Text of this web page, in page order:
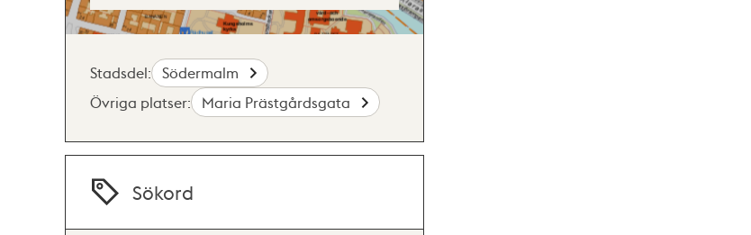
Stadsdel:
Södermalm
Övriga platser:
Maria Prästgårdsgata
Sökord